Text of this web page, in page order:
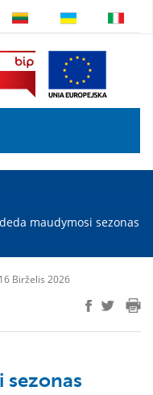
maudymosi sezonas
16 Birželis 2026
sezonas